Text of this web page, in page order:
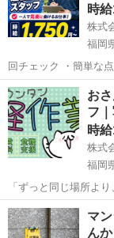
時
株式
福岡
回チェック ・簡単な
内容…
福岡 福岡市
お
フ
時
株式
福岡
「ずっと同じ場所よ
と嫌いじゃない」 そんな方におすす
場やコインパーキン
を確...
福岡 福岡市
マ
ん